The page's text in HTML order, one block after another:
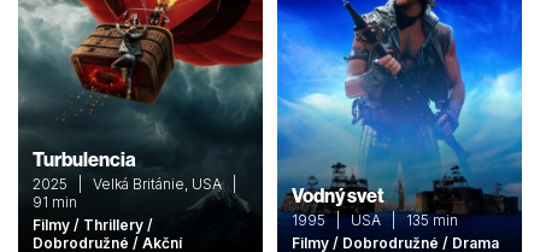
Turbulencia
2025 | Velká Británie, USA |
91 min
Filmy / Thrillery /
Dobrodružné / Akční
Vodný svet
1995 | USA | 135 min
Filmy / Dobrodružné / Drama